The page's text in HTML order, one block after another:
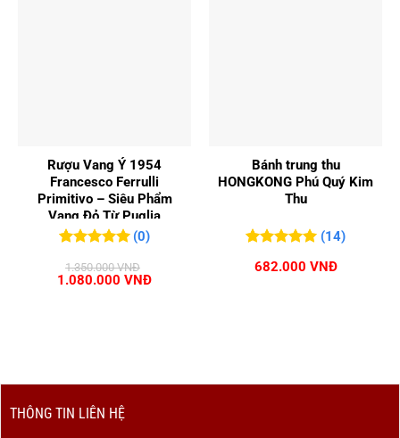
Rượu Vang Ý 1954
Francesco Ferrulli
Primitivo – Siêu Phẩm
Vang Đỏ Từ Puglia
đánh giá
(0)
1.350.000VNĐ
Giá
1.080.000 VNĐGiá
Bánh trung thu
HONGKONG Phú Quý Kim
Thu
đánh giá
(14)
682.000 VNĐ
THÔNG TIN LIÊN HỆ